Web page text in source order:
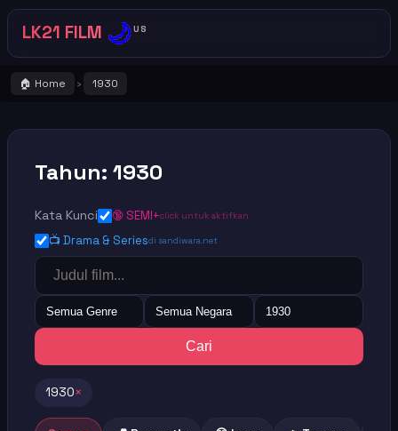
LK21 FILM 🌙US
🏠 Home › 1930
Tahun: 1930
Kata Kunci 🔞 SEMI+click untuk aktifkan
📺 Drama & Seriesdi sandiwara.net
Semua Genre Semua Negara 1930
Cari
1930×